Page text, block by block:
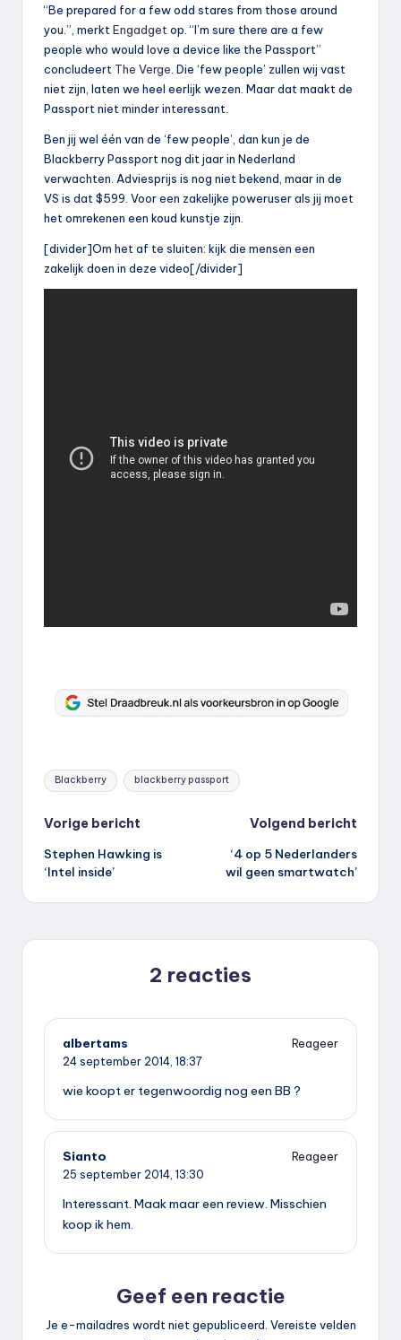
“Be prepared for a few odd stares from those around
you.”, merkt Engadget op. “I’m sure there are a few
people who would love a device like the Passport”
concludeert The Verge . Die ‘few people’ zullen wij vast
niet zijn, laten we heel eerlijk wezen. Maar dat maakt de
Passport niet minder interessant.
Ben jij wel één van de ‘few people’, dan kun je de
Blackberry Passport nog dit jaar in Nederland
verwachten. Adviesprijs is nog niet bekend, maar in de
VS is dat $599. Voor een zakelijke poweruser als jij moet
het omrekenen een koud kunstje zijn.
[divider]Om het af te sluiten: kijk die mensen een
zakelijk doen in deze video[/divider]
Tags:
Blackberry blackberry passport
Bericht
navigatie
Vorige bericht
Stephen Hawking is
‘Intel inside’
Volgend bericht
‘4 op 5 Nederlanders
wil geen smartwatch’
2 reacties
albertams
Reageer
24 september 2014, 18:37
wie koopt er tegenwoordig nog een BB ?
Sianto
Reageer
25 september 2014, 13:30
Interessant. Maak maar een review. Misschien
koop ik hem.
Geef een reactie
Je e-mailadres wordt niet gepubliceerd. Vereiste velden